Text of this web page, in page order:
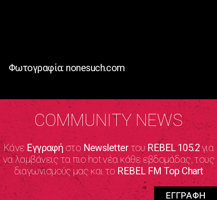
Φωτογραφία: nonesuch.com
COMMUNITY NEWS
Κάνε Εγγραφήστο NewsletterτουREBEL 105.2για
να λαμβάνεις τα πιο hot νέα κάθε εβδομάδας, τους
διαγωνισμούς μας και το REBEL FM Top Chart